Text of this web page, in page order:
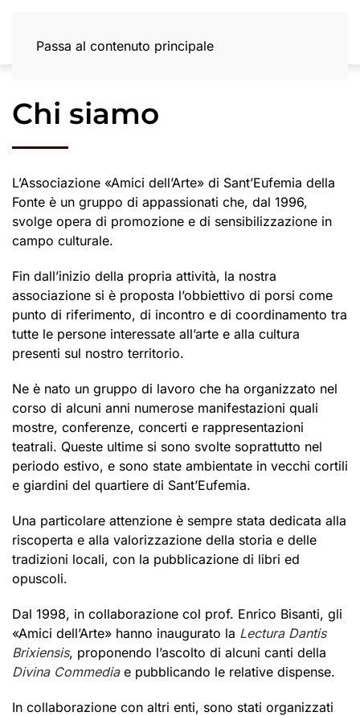
Passa al contenuto principale
Chi siamo
L’Associazione «Amici dell’Arte» di Sant’Eufemia della
Fonte è un gruppo di appassionati che, dal 1996,
svolge opera di promozione e di sensibilizzazione in
campo culturale.
Fin dall’inizio della propria attività, la nostra
associazione si è proposta l’obbiettivo di porsi come
punto di riferimento, di incontro e di coordinamento tra
tutte le persone interessate all’arte e alla cultura
presenti sul nostro territorio.
Ne è nato un gruppo di lavoro che ha organizzato nel
corso di alcuni anni numerose manifestazioni quali
mostre, conferenze, concerti e rappresentazioni
teatrali. Queste ultime si sono svolte soprattutto nel
periodo estivo, e sono state ambientate in vecchi cortili
e giardini del quartiere di Sant’Eufemia.
Una particolare attenzione è sempre stata dedicata alla
riscoperta e alla valorizzazione della storia e delle
tradizioni locali, con la pubblicazione di libri ed
opuscoli.
Dal 1998, in collaborazione col prof. Enrico Bisanti, gli
«Amici dell’Arte» hanno inaugurato la Lectura Dantis
Brixiensis, proponendo l’ascolto di alcuni canti della
Divina Commediae pubblicando le relative dispense.
In collaborazione con altri enti, sono stati organizzati